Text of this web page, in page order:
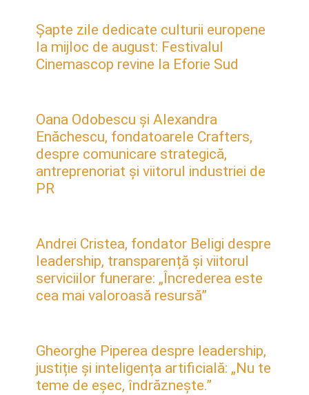
Șapte zile dedicate culturii europene
la mijloc de august: Festivalul
Cinemascop revine la Eforie Sud
Oana Odobescu și Alexandra
Enăchescu, fondatoarele Crafters,
despre comunicare strategică,
antreprenoriat și viitorul industriei de
PR
Andrei Cristea, fondator Beligi despre
leadership, transparență și viitorul
serviciilor funerare: „Încrederea este
cea mai valoroasă resursă”
Gheorghe Piperea despre leadership,
justiție și inteligența artificială: „Nu te
teme de eșec, îndrăznește.”